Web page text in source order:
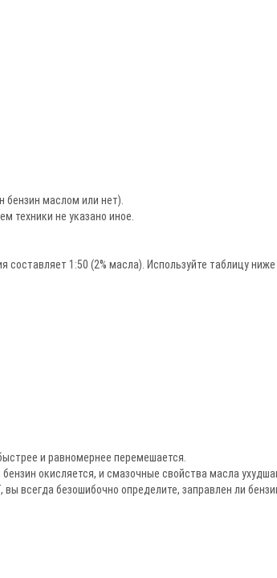
бензин маслом или нет).
техники не указано иное.
1:50 (2% масла). Используйте таблицу
и равномернее перемешается.
окисляется, и смазочные свойства масла
всегда безошибочно определите, заправлен ли